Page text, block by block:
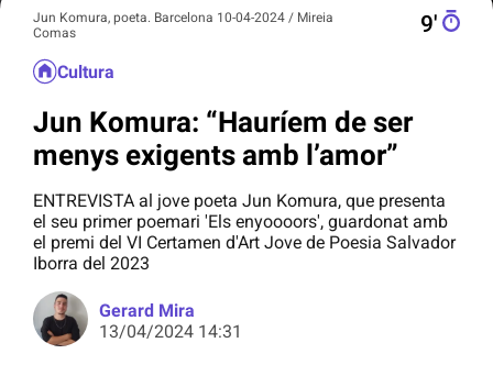
Jun Komura, poeta. Barcelona 10-04-2024 / Mireia
Comas
9′
Cultura
Jun Komura: “Hauríem de ser
menys exigents amb l’amor”
ENTREVISTA al jove poeta Jun Komura, que presenta
el seu primer poemari 'Els enyoooors', guardonat amb
el premi del VI Certamen d'Art Jove de Poesia Salvador
Iborra del 2023
Gerard Mira
13/04/2024 14:31